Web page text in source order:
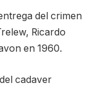
del crimen
Ricardo
en 1960.
cadaver